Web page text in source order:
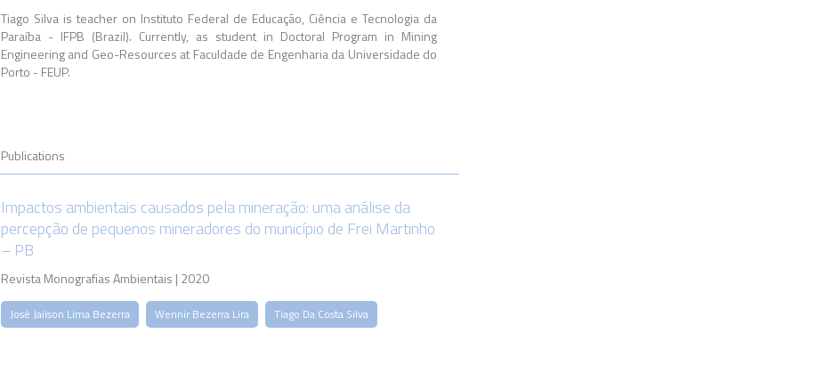
Tiago Silva is teacher on Instituto Federal de Educação, Ciência e Tecnologia da
Paraíba - IFPB (Brazil). Currently, as student in Doctoral Program in Mining
Engineering and Geo-Resources at Faculdade de Engenharia da Universidade do
Porto - FEUP.
Publications
Impactos ambientais causados pela mineração: uma análise da
percepção de pequenos mineradores do município de Frei Martinho
– PB
Revista Monografias Ambientais | 2020
José Jailson Lima Bezerra Wennir Bezerra Lira Tiago Da Costa Silva